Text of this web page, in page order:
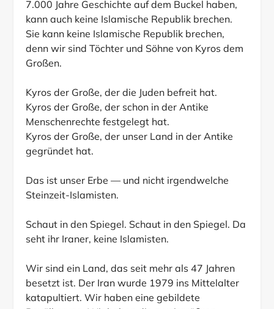
7.000 Jahre Geschichte auf dem Buckel haben,
kann auch keine Islamische Republik brechen.
Sie kann keine Islamische Republik brechen,
denn wir sind Töchter und Söhne von Kyros dem
Großen.
Kyros der Große, der die Juden befreit hat.
Kyros der Große, der schon in der Antike
Menschenrechte festgelegt hat.
Kyros der Große, der unser Land in der Antike
gegründet hat.
Das ist unser Erbe — und nicht irgendwelche
Steinzeit-Islamisten.
Schaut in den Spiegel. Schaut in den Spiegel. Da
seht ihr Iraner, keine Islamisten.
Wir sind ein Land, das seit mehr als 47 Jahren
besetzt ist. Der Iran wurde 1979 ins Mittelalter
katapultiert. Wir haben eine gebildete